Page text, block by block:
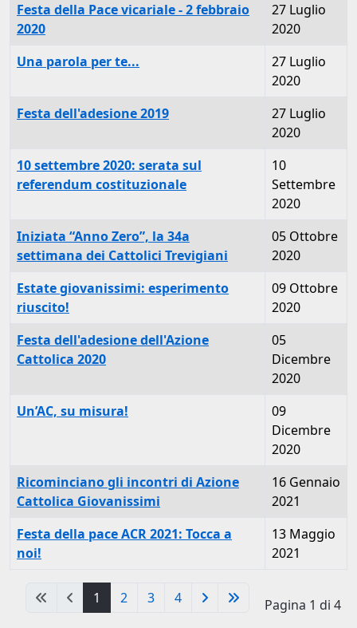
Festa della Pace vicariale - 2 febbraio
2020
27 Luglio
2020
Una parola per te...
27 Luglio
2020
Festa dell'adesione 2019
27 Luglio
2020
10 settembre 2020: serata sul
referendum costituzionale
10
Settembre
2020
Iniziata “Anno Zero”, la 34a
settimana dei Cattolici Trevigiani
05 Ottobre
2020
Estate giovanissimi: esperimento
riuscito!
09 Ottobre
2020
Festa dell'adesione dell'Azione
Cattolica 2020
05
Dicembre
2020
Un’AC, su misura!
09
Dicembre
2020
Ricominciano gli incontri di Azione
Cattolica Giovanissimi
16 Gennaio
2021
Festa della pace ACR 2021: Tocca a
noi!
13 Maggio
2021
Pagina 1 di 4
1 2 3 4